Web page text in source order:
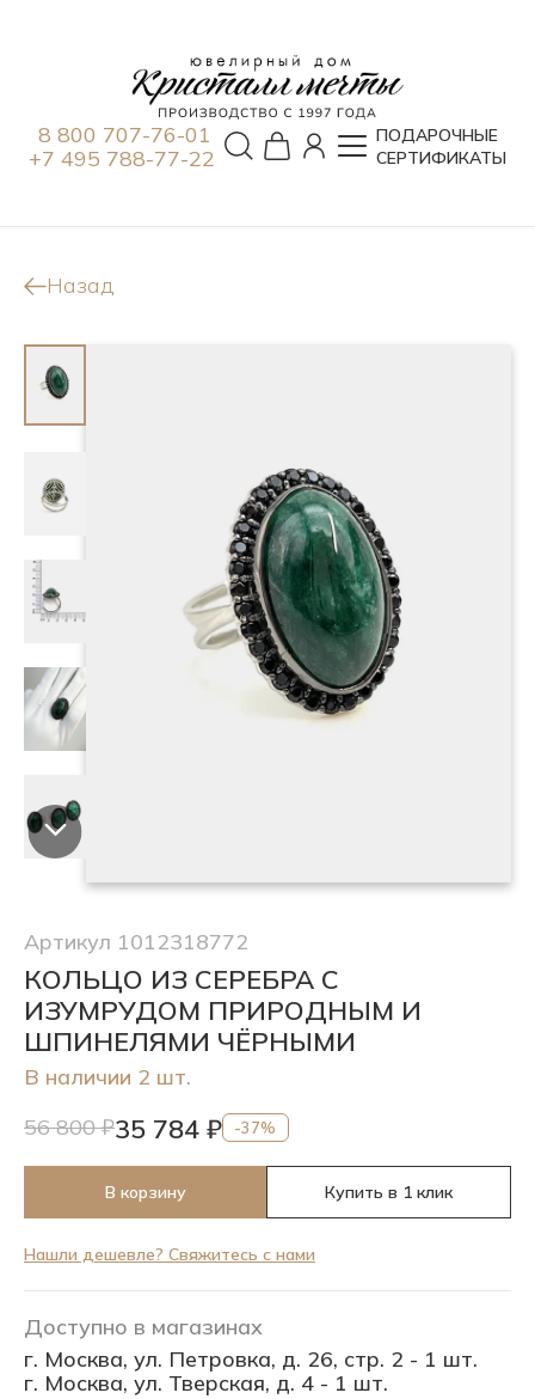
8 800 707-76-01
+7 495 788-77-22
ПОДАРОЧНЫЕ
СЕРТИФИКАТЫ
Назад
Артикул 1012318772
КОЛЬЦО ИЗ СЕРЕБРА С
ИЗУМРУДОМ ПРИРОДНЫМ И
ШПИНЕЛЯМИ ЧЁРНЫМИ
В наличии 2 шт.
56 800 ₽35 784 ₽ -37%
В корзину Купить в 1 клик
Нашли дешевле? Свяжитесь с нами
Доступно в магазинах
г. Москва, ул. Петровка, д. 26, стр. 2 - 1 шт.
г. Москва, ул. Тверская, д. 4 - 1 шт.